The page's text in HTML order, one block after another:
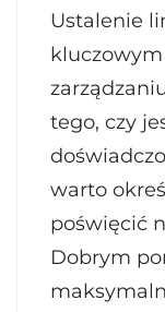
Ustalenie
tego, czy
warto
poświęcić
Dobrym